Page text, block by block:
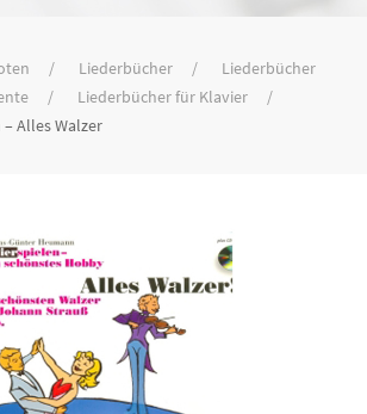
Liederbücher
Liederbücher
Liederbücher für Klavier
Alles Walzer